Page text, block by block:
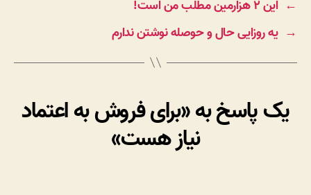
← این ۲ هزارمین مطلب من است!
→ یه روزایی حال و حوصله نوشتن ندارم
یک پاسخ به «برای فروش به اعتماد
نیاز هست»